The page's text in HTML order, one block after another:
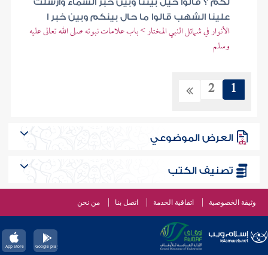
لكم ؟ قالوا حيل بيننا وبين خبر السماء وأرسلت
علينا الشهب قالوا ما حال بينكم وبين خبر ا
الأنوار في شمائل النبي المختار > باب علامات نبوته صلى الله تعالى عليه
وسلم
1
2
العرض الموضوعي
تصنيف الكتب
وثيقة الخصوصية اتفاقية الخدمة اتصل بنا من نحن